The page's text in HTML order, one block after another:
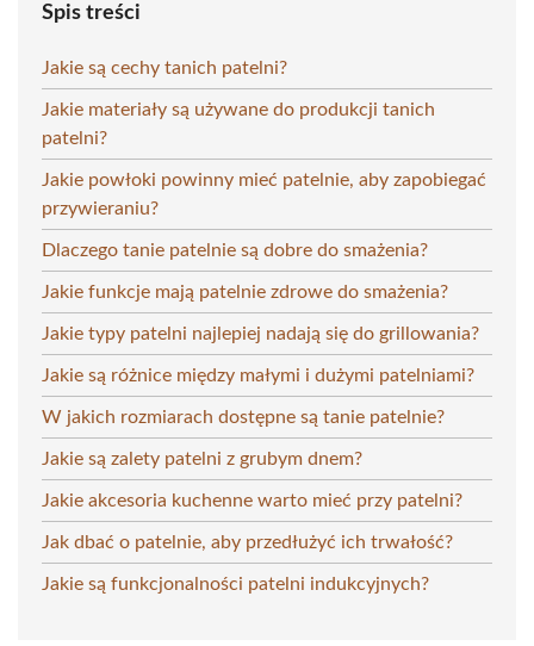
Spis treści
Jakie są cechy tanich patelni?
Jakie materiały są używane do produkcji tanich
patelni?
Jakie powłoki powinny mieć patelnie, aby zapobiegać
przywieraniu?
Dlaczego tanie patelnie są dobre do smażenia?
Jakie funkcje mają patelnie zdrowe do smażenia?
Jakie typy patelni najlepiej nadają się do grillowania?
Jakie są różnice między małymi i dużymi patelniami?
W jakich rozmiarach dostępne są tanie patelnie?
Jakie są zalety patelni z grubym dnem?
Jakie akcesoria kuchenne warto mieć przy patelni?
Jak dbać o patelnie, aby przedłużyć ich trwałość?
Jakie są funkcjonalności patelni indukcyjnych?